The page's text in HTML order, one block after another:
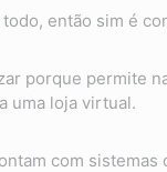
então sim é
porque permite
uma loja virtual.
com